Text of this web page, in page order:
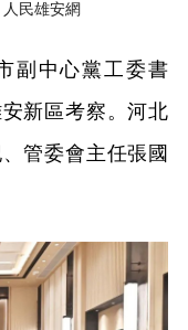
人民雄安網
副中心黨工委書
新區考察。河北
管委會主任張國